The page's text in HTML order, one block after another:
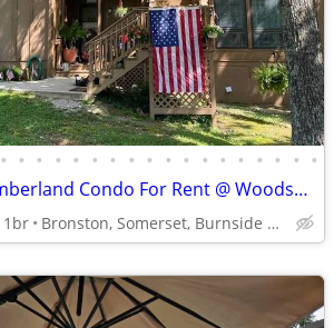
• • • • • • • • • • • • • • • • • •
Lake Cumberland Condo For Rent @ Woodson Bend Resort
1br Bronston, Somerset, Burnside Area